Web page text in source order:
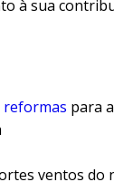
à sua
reformas para
ventos do